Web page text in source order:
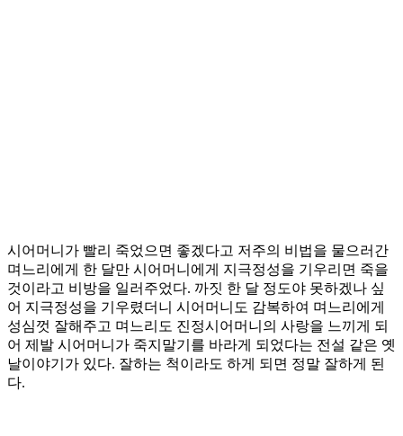
시어머니가 빨리 죽었으면 좋겠다고 저주의 비법을 물으러간
며느리에게 한 달만 시어머니에게 지극정성을 기우리면 죽을
것이라고 비방을 일러주었다. 까짓 한 달 정도야 못하겠나 싶
어 지극정성을 기우렸더니 시어머니도 감복하여 며느리에게
성심껏 잘해주고 며느리도 진정시어머니의 사랑을 느끼게 되
어 제발 시어머니가 죽지말기를 바라게 되었다는 전설 같은 옛
날이야기가 있다. 잘하는 척이라도 하게 되면 정말 잘하게 된
다.